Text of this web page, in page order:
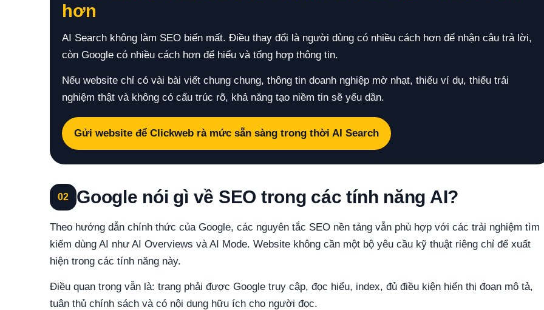
hơn
AI Search không làm SEO biến mất. Điều thay đổi là người dùng có nhiều cách hơn để nhận câu trả lời,
còn Google có nhiều cách hơn để hiểu và tổng hợp thông tin.
Nếu website chỉ có vài bài viết chung chung, thông tin doanh nghiệp mờ nhạt, thiếu ví dụ, thiếu trải
nghiệm thật và không có cấu trúc rõ, khả năng tạo niềm tin sẽ yếu dần.
Gửi website để Clickweb rà mức sẵn sàng trong thời AI Search
02 Google nói gì về SEO trong các tính năng AI?
Theo hướng dẫn chính thức của Google, các nguyên tắc SEO nền tảng vẫn phù hợp với các trải nghiệm tìm
kiếm dùng AI như AI Overviews và AI Mode. Website không cần một bộ yêu cầu kỹ thuật riêng chỉ để xuất
hiện trong các tính năng này.
Điều quan trọng vẫn là: trang phải được Google truy cập, đọc hiểu, index, đủ điều kiện hiển thị đoạn mô tả,
tuân thủ chính sách và có nội dung hữu ích cho người đọc.